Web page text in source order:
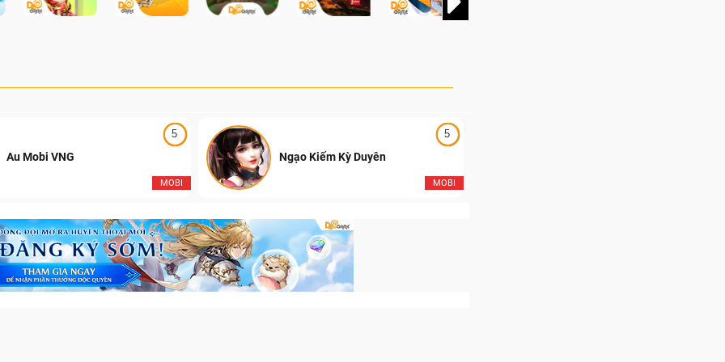
5
MOBI
Au Mobi VNG
5
MOBI
Ngạo Kiếm Kỳ Duyên